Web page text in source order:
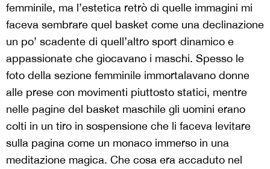
femminile, ma l’estetica retrò di quelle immagini mi
faceva sembrare quel basket come una declinazione
un po’ scadente di quell’altro sport dinamico e
appassionate che giocavano i maschi. Spesso le
foto della sezione femminile immortalavano donne
alle prese con movimenti piuttosto statici, mentre
nelle pagine del basket maschile gli uomini erano
colti in un tiro in sospensione che li faceva levitare
sulla pagina come un monaco immerso in una
meditazione magica. Che cosa era accaduto nel